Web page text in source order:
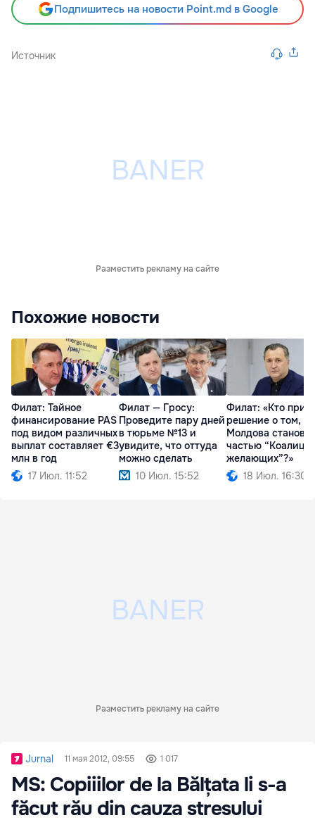
Подпишитесь на новости Point.md в Google
Источник
Разместить рекламу на сайте
Похожие новости
Филат: Тайное
финансирование PAS
под видом различных
выплат составляет €3
млн в год
17 Июл. 11:52
Филат — Гросу:
Проведите пару дней
в тюрьме №13 и
увидите, что оттуда
можно сделать
10 Июл. 15:52
Филат: «Кто
решение о том,
Молдова
частью
желающих”?»
18 Июл. 16:30
Разместить рекламу на сайте
Jurnal 11 мая 2012, 09:55 1 017
MS: Copiiilor de la Bălțata li s-a
făcut rău din cauza stresului